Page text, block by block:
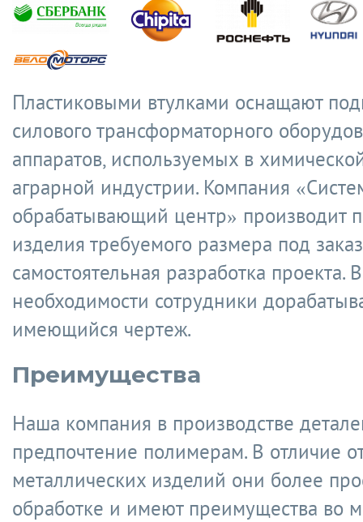
Пластиковыми втулками оснащают
силового трансформаторного
аппаратов, используемых в
аграрной индустрии. Компания
обрабатывающий центр» производит
изделия требуемого размера под
самостоятельная разработка проекта.
необходимости сотрудники
имеющийся чертеж.
Преимущества
Наша компания в производстве
предпочтение полимерам. В отличие
металлических изделий они более
обработке и имеют преимущества во